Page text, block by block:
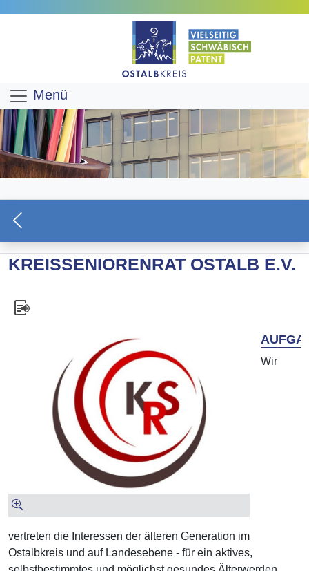
Menü
KREISSENIORENRAT OSTALB E.V.
Wir
vertreten die Interessen der älteren Generation im
Ostalbkreis und auf Landesebene - für ein aktives,